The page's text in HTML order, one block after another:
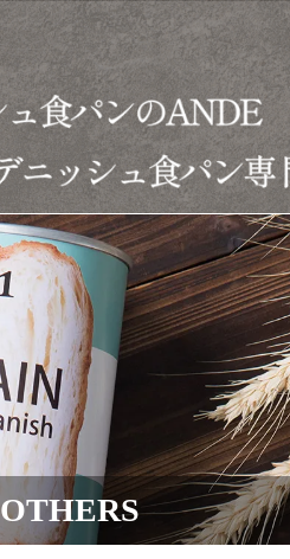
OTHERS